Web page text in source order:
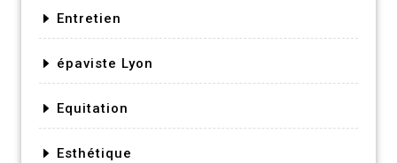
Entretien
épaviste Lyon
Equitation
Esthétique